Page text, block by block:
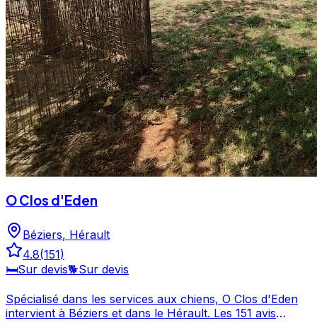
O Clos d'Eden
Béziers, Hérault
4.8(151)
🛏️Sur devis🐕Sur devis
Spécialisé dans les services aux chiens, O Clos d'Eden
intervient à Béziers et dans le Hérault. Les 151 avis